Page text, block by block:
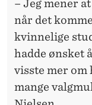
– Jeg mener
når det
kvinnelige
hadde ønsket
visste mer om
mange